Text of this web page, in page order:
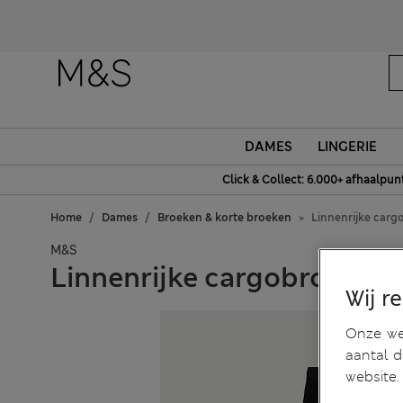
DAMES LINGERIE
Click & Collect: 6.000+
Home Dames Broeken & korte broeken Linnenrijke
M&S
Linnenrijke cargobroek
Wij
Onze
aantal